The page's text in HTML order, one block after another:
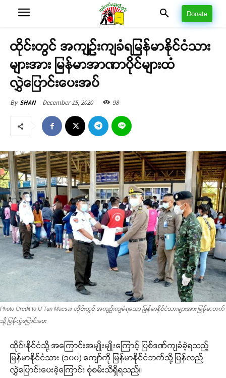
Donate
ထိုင်းတွင် အကျဉ်းကျခံရမြန်မာနိုင်ငံသား
များအား မြန်မာအာဏာပိုင်များထံ
လွှဲပြောင်းပေးအပ်
By SHAN December 15, 2020 98
Photo Credit to U Tun Maesai-ထိုင်းတွင် အကျဉ်းကျခံရသော မြန်မာနိုင်ငံသားများအား မြန်မာဘက်
သို့ ပြန်လွှဲပြောင်းပေး
ထိုင်းနိုင်ငံသို့ အကြောင်းအမျိုးမျိုးကြောင့် ပြစ်ဒဏ်ကျခံခဲ့ရသည့်
မြန်မာနိုင်ငံသား (၁၀၀) ကျော်ကို မြန်မာနိုင်ငံဘက်သို့ ပြန်လည်
လွှဲပြောင်းပေးခဲ့ကြောင်း စုံစမ်းသိရှိရသည်။